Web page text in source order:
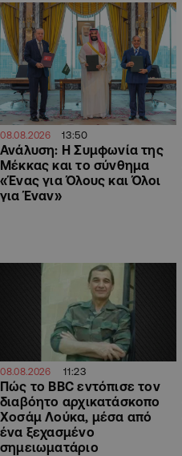
08.08.2026 13:50
Ανάλυση: Η Συμφωνία της
Μέκκας και το σύνθημα
«Ένας για Όλους και Όλοι
για Έναν»
08.08.2026 11:23
Πώς το BBC εντόπισε τον
διαβόητο αρχικατάσκοπο
Χοσάμ Λούκα, μέσα από
ένα ξεχασμένο
σημειωματάριο